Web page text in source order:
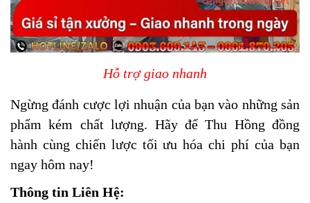
Hỗ trợ giao nhanh
Ngừng đánh cược lợi nhuận của bạn vào những sản
phẩm kém chất lượng. Hãy để Thu Hồng đồng
hành cùng chiến lược tối ưu hóa chi phí của bạn
ngay hôm nay!
Thông tin Liên Hệ: